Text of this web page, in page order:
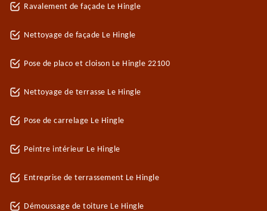
Ravalement de façade Le Hingle
Nettoyage de façade Le Hingle
Pose de placo et cloison Le Hingle 22100
Nettoyage de terrasse Le Hingle
Pose de carrelage Le Hingle
Peintre intérieur Le Hingle
Entreprise de terrassement Le Hingle
Démoussage de toiture Le Hingle